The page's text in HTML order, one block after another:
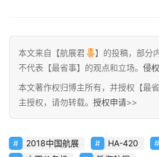
子
主
客
本文来自【航展君
】的投稿，部分
不代表【最省事】的观点和立场。 侵
本文著作权归博主所有，并授权【最
主授权，请勿转载。 授权申请>>
2018中国航展 HA-420